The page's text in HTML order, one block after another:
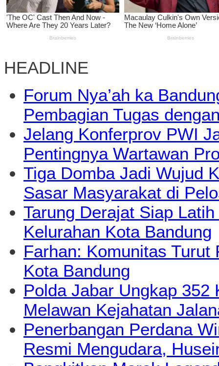
HEADLINE
Forum Nya’ah ka
Pembagian Tugas
Jelang Konferprov PWI
Pentingnya Wartawan
Tiga Domba Jadi Wujud
Sasar Masyarakat di
Tarung Derajat Siap
Kelurahan Kota Bandung
Farhan: Komunitas
Kota Bandung
Polda Jabar Ungkap 352
Melawan Kejahatan
Penerbangan Perdana
Resmi Mengudara,